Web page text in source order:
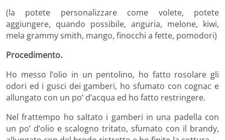
(la potete personalizzare come volete, potete
aggiungere, quando possibile, anguria, melone, kiwi,
mela grammy smith, mango, finocchi a fette, pomodori)
Procedimento.
Ho messo l’olio in un pentolino, ho fatto rosolare gli
odori ed i gusci dei gamberi, ho sfumato con cognac e
allungato con un po’ d’acqua ed ho fatto restringere.
Nel frattempo ho saltato i gamberi in una padella con
un po’ d’olio e scalogno tritato, sfumato con il brandy,